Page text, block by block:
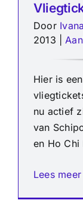
Door Ivana
2013
Hier is
nu actief
van
en Ho
Lees meer